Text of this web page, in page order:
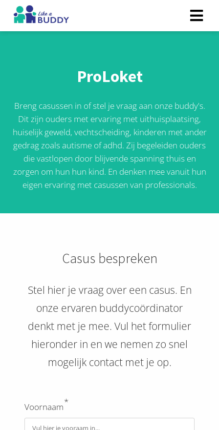
ProLoket
Breng casussen in of stel je vraag aan onze buddy's.
Dit zijn ouders met ervaring met uithuisplaatsing,
huiselijk geweld, vechtscheiding, kinderen met ander
gedrag zoals autisme of adhd. Zij begeleiden ouders
die vastlopen door blijvende spanning thuis en
zorgen om hun hun kind. En denken mee vanuit hun
eigen ervaring met casussen van professionals.
Casus bespreken
Stel hier je vraag over een casus. En
onze ervaren buddycoördinator
denkt met je mee. Vul het formulier
hieronder in en we nemen zo snel
mogelijk contact met je op.
Voornaam*